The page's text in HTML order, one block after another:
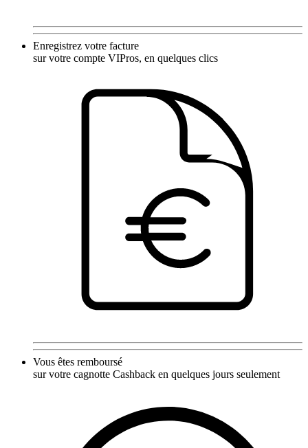
Enregistrez votre facture
sur votre compte VIPros, en quelques clics
Vous êtes remboursé
sur votre cagnotte Cashback en quelques jours seulement